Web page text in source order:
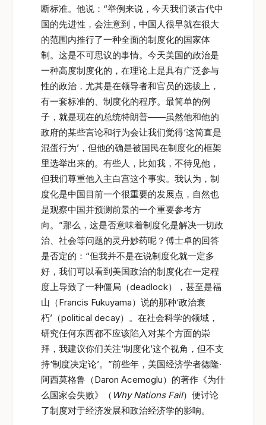
断标准。他说：“举例来说，今天我们谈古代中
国的先进性，会注意到，中国人很早就在很大
的范围内推行了一种全面的制度化的国家体
制。这是不可思议的事情。今天美国的政治是
一种高度制度化的，在理论上是具有广泛参与
性的政治，尤其是在领导者和官员的选拔上，
有一套标准的、制度化的程序。最简单的例
子，就是现在的总统特朗普——虽然他和他的
政府的某些言论和行为会让我们觉得‘这简直是
混蛋行为’，但他的确是被国民在制度化的框架
里选举出来的。有些人，比如我，不待见他，
但我们尊重他入主白宫这个事实。我认为，制
度化是中国目前一个很重要的发展点，自然也
是观察中国并预测前景的一个重要参考方
向。”那么，这是否意味着制度化是解决一切政
治、社会等问题的灵丹妙药呢？傅士卓的回答
是否定的：“但我并不是在说制度化就一定多
好，我们可以看到美国政治的制度化在一定程
度上导致了一种僵局（deadlock），甚至是福
山（Francis Fukuyama）说的那种‘政治衰
朽’（political decay）。在社会科学的领域，
研究任何东西都不应该陷入对某个方面的崇
拜，我建议你们关注‘制度化’这个视角，但不支
持‘制度决定论’。”前些年，美国经济学者德隆·
阿西莫格鲁（Daron Acemoglu）的著作《为什
么国家会失败》（ Why Nations Fail）便讨论
了制度对于经济发展和政治经济学的影响。